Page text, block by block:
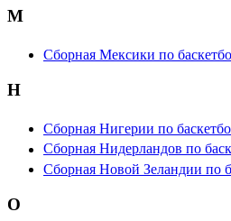
М
Сборная Мексики по
Н
Сборная Нигерии по
Сборная Нидерландов по
Сборная Новой Зеландии по
О